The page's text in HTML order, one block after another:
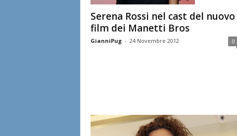
Serena Rossi nel cast del nuovo
film dei Manetti Bros
GianniPug - 24 Novembre 2012 0